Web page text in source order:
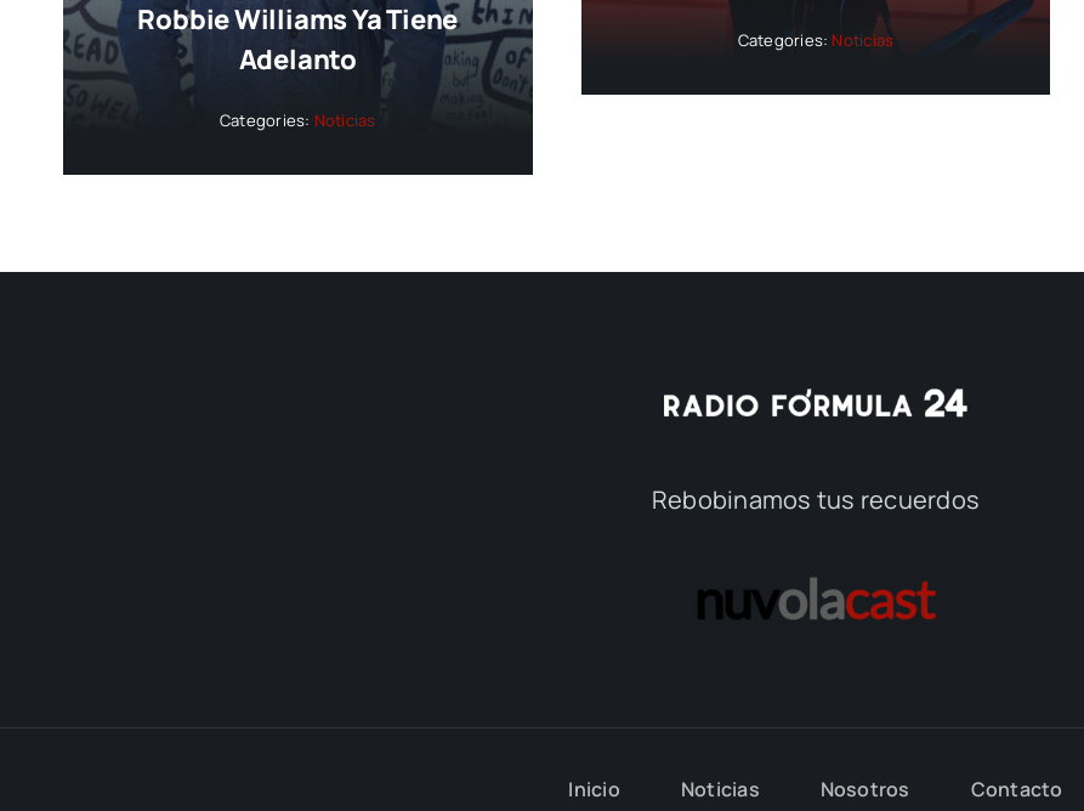
Robbie Williams Ya Tiene
Adelanto
Categories: Noticias
Categories: Noticias
Rebobinamos tus recuerdos
Inicio Noticias Nosotros Contacto